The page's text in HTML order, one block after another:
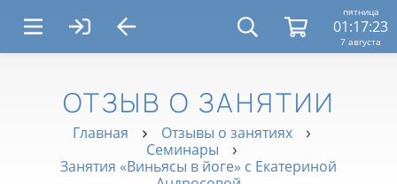
пятница
01:17:23
7 августа
ОТЗЫВ О ЗАНЯТИИ
Главная
Отзывы о занятиях
Семинары
Занятия «Виньясы в йоге» с Екатериной